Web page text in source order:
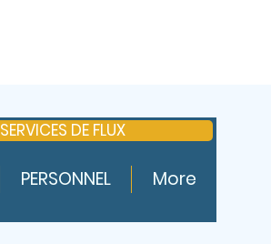
SERVICES DE FLUX
PERSONNEL More